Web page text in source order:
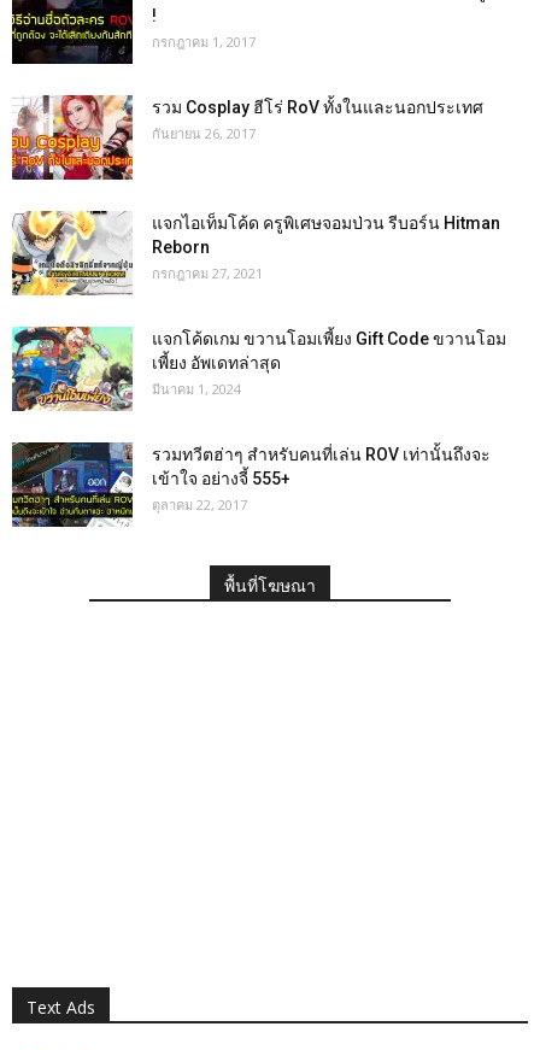
!
กรกฎาคม 1, 2017
รวม Cosplay ฮีโร่ RoV ทั้งในและนอกประเทศ
กันยายน 26, 2017
แจกไอเท็มโค้ด ครูพิเศษจอมป่วน รีบอร์น Hitman
Reborn
กรกฎาคม 27, 2021
แจกโค้ดเกม ขวานโอมเพี้ยง Gift Code ขวานโอม
เพี้ยง อัพเดทล่าสุด
มีนาคม 1, 2024
รวมทวีตฮ่าๆ สำหรับคนที่เล่น ROV เท่านั้นถึงจะ
เข้าใจ อย่างจี้ 555+
ตุลาคม 22, 2017
พื้นที่โฆษณา
Text Ads